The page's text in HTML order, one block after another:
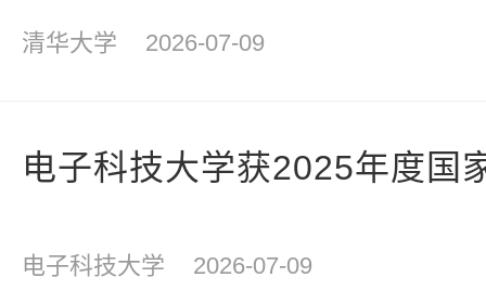
清华大学 2026-07-09
电子科技大学获2025年度国
电子科技大学 2026-07-09